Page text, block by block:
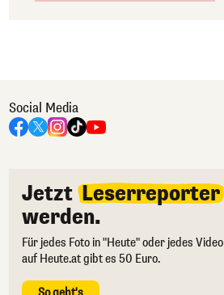
Social Media
Jetzt Leserreporter
werden.
Für jedes Foto in "Heute" oder jedes Video
auf Heute.at gibt es 50 Euro.